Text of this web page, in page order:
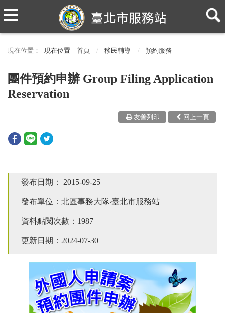
現在位置 首頁 移民輔導 預約服務
團件預約申辦 Group Filing Application
Reservation
回上一頁
友善列印
發布日期： 2015-09-25
發布單位：北區事務大隊‧臺北市服務站
資料點閱次數：1987
更新日期：2024-07-30